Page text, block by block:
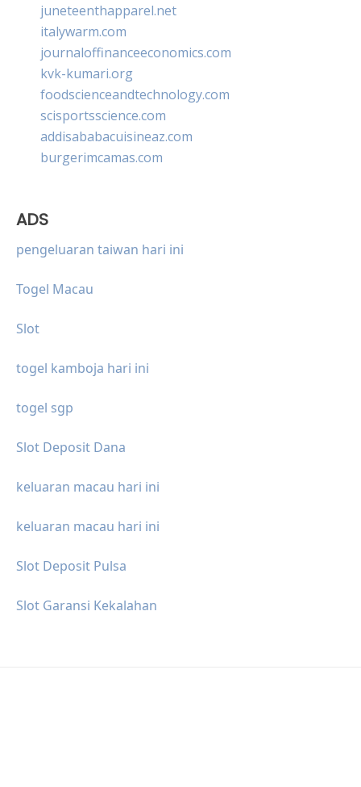
juneteenthapparel.net
italywarm.com
journaloffinanceeconomics.com
kvk-kumari.org
foodscienceandtechnology.com
scisportsscience.com
addisababacuisineaz.com
burgerimcamas.com
ADS
pengeluaran taiwan hari ini
Togel Macau
Slot
togel kamboja hari ini
togel sgp
Slot Deposit Dana
keluaran macau hari ini
keluaran macau hari ini
Slot Deposit Pulsa
Slot Garansi Kekalahan